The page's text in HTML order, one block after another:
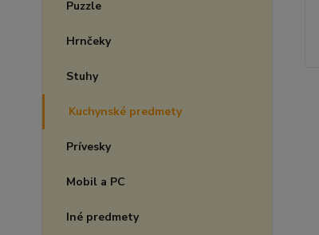
Puzzle
Hrnčeky
Stuhy
Kuchynské predmety
Prívesky
Mobil a PC
Iné predmety